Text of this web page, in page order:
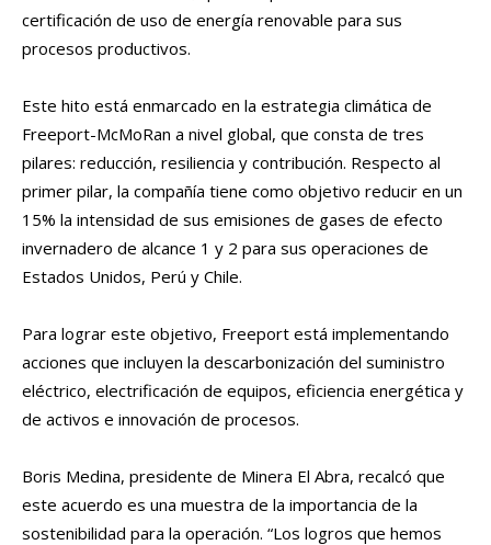
certificación de uso de energía renovable para sus
procesos productivos.
Este hito está enmarcado en la estrategia climática de
Freeport-McMoRan a nivel global, que consta de tres
pilares: reducción, resiliencia y contribución. Respecto al
primer pilar, la compañía tiene como objetivo reducir en un
15% la intensidad de sus emisiones de gases de efecto
invernadero de alcance 1 y 2 para sus operaciones de
Estados Unidos, Perú y Chile.
Para lograr este objetivo, Freeport está implementando
acciones que incluyen la descarbonización del suministro
eléctrico, electrificación de equipos, eficiencia energética y
de activos e innovación de procesos.
Boris Medina, presidente de Minera El Abra, recalcó que
este acuerdo es una muestra de la importancia de la
sostenibilidad para la operación. “Los logros que hemos